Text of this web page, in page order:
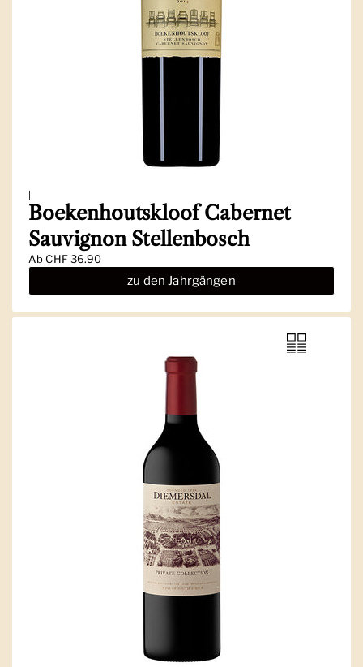
|
Boekenhoutskloof Cabernet
Sauvignon Stellenbosch
AbCHF 36.90
zu den Jahrgängen